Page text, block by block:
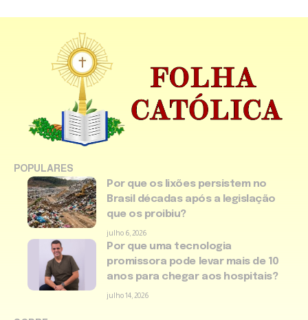
POPULARES
Por que os lixões persistem no
Brasil décadas após a legislação
que os proibiu?
julho 6, 2026
Por que uma tecnologia
promissora pode levar mais de 10
anos para chegar aos hospitais?
julho 14, 2026